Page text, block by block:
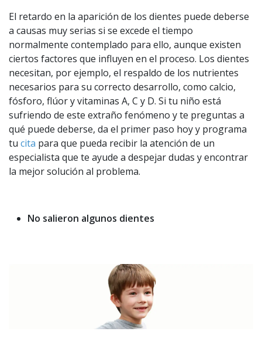
El retardo en la aparición de los dientes puede deberse
a causas muy serias si se excede el tiempo
normalmente contemplado para ello, aunque existen
ciertos factores que influyen en el proceso. Los dientes
necesitan, por ejemplo, el respaldo de los nutrientes
necesarios para su correcto desarrollo, como calcio,
fósforo, flúor y vitaminas A, C y D. Si tu niño está
sufriendo de este extraño fenómeno y te preguntas a
qué puede deberse, da el primer paso hoy y programa
tu cita para que pueda recibir la atención de un
especialista que te ayude a despejar dudas y encontrar
la mejor solución al problema.
No salieron algunos dientes